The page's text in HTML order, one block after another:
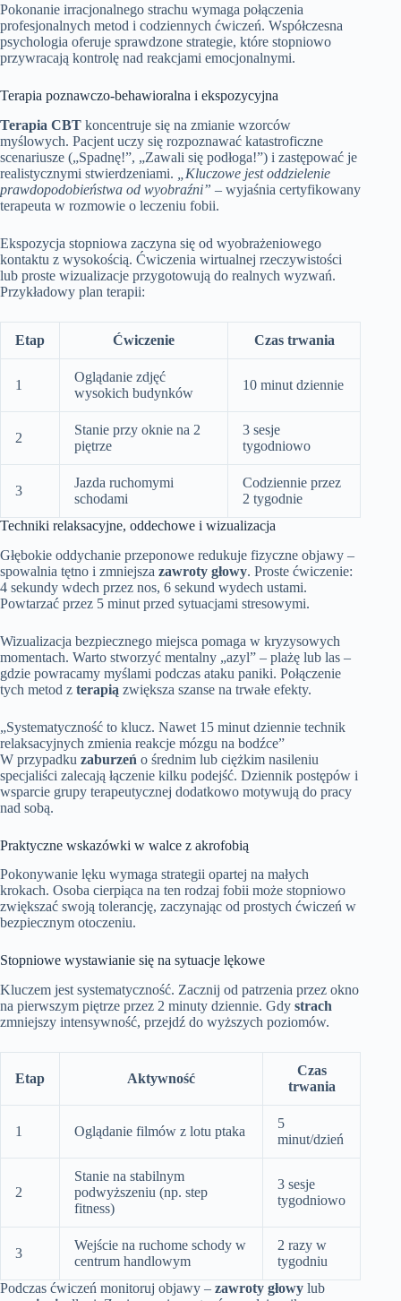
Pokonanie irracjonalnego strachu wymaga połączenia
profesjonalnych metod i codziennych ćwiczeń. Współczesna
psychologia oferuje sprawdzone strategie, które stopniowo
przywracają kontrolę nad reakcjami emocjonalnymi.
Terapia poznawczo-behawioralna i ekspozycyjna
Terapia CBT koncentruje się na zmianie wzorców
myślowych. Pacjent uczy się rozpoznawać katastroficzne
scenariusze („Spadnę!”, „Zawali się podłoga!”) i zastępować je
realistycznymi stwierdzeniami.
„Kluczowe jest oddzielenie
prawdopodobieństwa od wyobraźni” – wyjaśnia certyfikowany
terapeuta w rozmowie o leczeniu fobii.
Ekspozycja stopniowa zaczyna się od wyobrażeniowego
kontaktu z wysokością. Ćwiczenia wirtualnej rzeczywistości
lub proste wizualizacje przygotowują do realnych wyzwań.
Przykładowy plan terapii:
Etap Ćwiczenie Czas trwania
1
Oglądanie zdjęć
wysokich budynków
10 minut dziennie
2
Stanie przy oknie na 2
piętrze
3 sesje
tygodniowo
3
Jazda ruchomymi
schodami
Codziennie przez
2 tygodnie
Techniki relaksacyjne, oddechowe i wizualizacja
Głębokie oddychanie przeponowe redukuje fizyczne objawy –
spowalnia tętno i zmniejsza zawroty głowy. Proste ćwiczenie:
4 sekundy wdech przez nos, 6 sekund wydech ustami.
Powtarzać przez 5 minut przed sytuacjami stresowymi.
Wizualizacja bezpiecznego miejsca pomaga w kryzysowych
momentach. Warto stworzyć mentalny „azyl” – plażę lub las –
gdzie powracamy myślami podczas ataku paniki. Połączenie
tych metod z terapią zwiększa szanse na trwałe efekty.
„Systematyczność to klucz. Nawet 15 minut dziennie technik
relaksacyjnych zmienia reakcje mózgu na bodźce”
W przypadku zaburzeń o średnim lub ciężkim nasileniu
specjaliści zalecają łączenie kilku podejść. Dziennik postępów i
wsparcie grupy terapeutycznej dodatkowo motywują do pracy
nad sobą.
Praktyczne wskazówki w walce z akrofobią
Pokonywanie lęku wymaga strategii opartej na małych
krokach. Osoba cierpiąca na ten rodzaj fobii może stopniowo
zwiększać swoją tolerancję, zaczynając od prostych ćwiczeń w
bezpiecznym otoczeniu.
Stopniowe wystawianie się na sytuacje lękowe
Kluczem jest systematyczność. Zacznij od patrzenia przez okno
na pierwszym piętrze przez 2 minuty dziennie. Gdy strach
zmniejszy intensywność, przejdź do wyższych poziomów.
Etap Aktywność
Czas
trwania
1 Oglądanie filmów z lotu ptaka
5
minut/dzień
2
Stanie na stabilnym
podwyższeniu (np. step
fitness)
3 sesje
tygodniowo
3
Wejście na ruchome schody w
centrum handlowym
2 razy w
tygodniu
Podczas ćwiczeń monitoruj objawy – zawroty głowy lub